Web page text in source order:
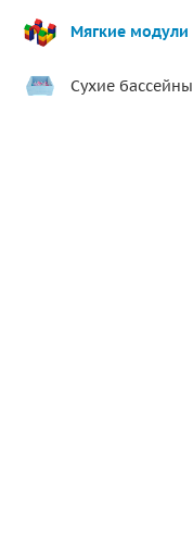
Мягкие модули
Сухие бассейны